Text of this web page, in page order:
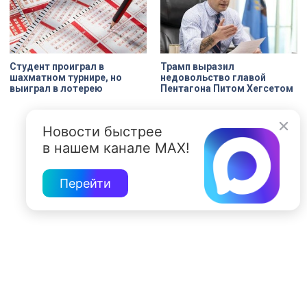
Студент проиграл в
шахматном турнире, но
выиграл в лотерею
Трамп выразил
недовольство главой
Пентагона Питом Хегсетом
Новости быстрее
в нашем канале MAX!
Перейти